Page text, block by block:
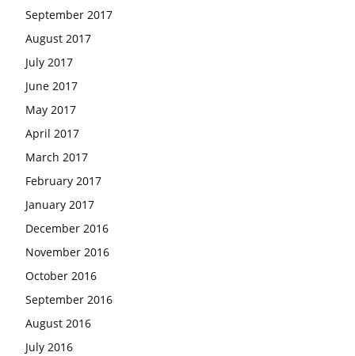
September 2017
August 2017
July 2017
June 2017
May 2017
April 2017
March 2017
February 2017
January 2017
December 2016
November 2016
October 2016
September 2016
August 2016
July 2016